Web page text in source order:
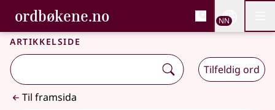
Gå til hovudinnhald
Tilgjenge
ordbøkene.no, Bokmålsordboka og
Bokmålsordboka og Nynorskordboka
NN
Artikkelside
Tilfeldig ord
Til framsida